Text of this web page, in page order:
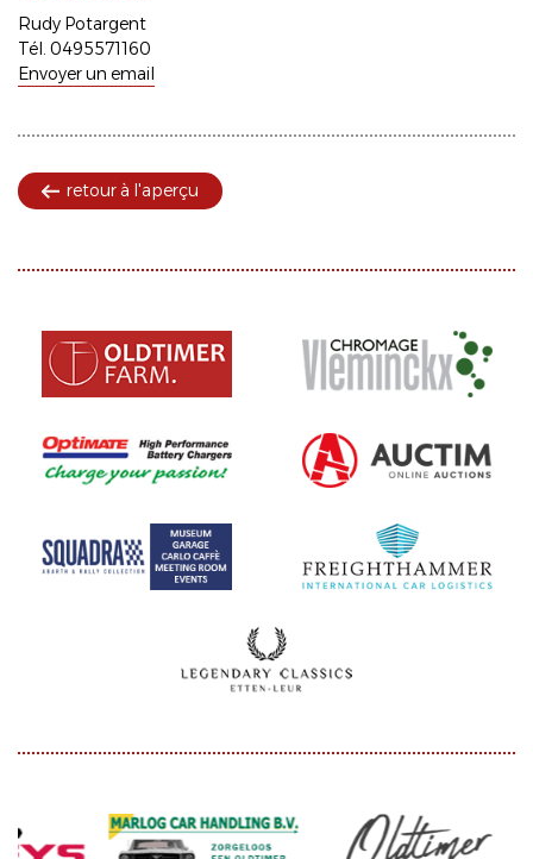
Rudy Potargent
Tél. 0495571160
Envoyer un email
retour à l'aperçu